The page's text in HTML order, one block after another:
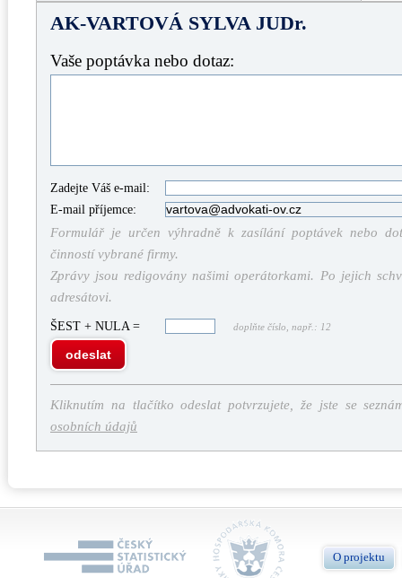
AK-VARTOVÁ SYLVA JUDr.
Vaše poptávka nebo dotaz:
Zadejte Váš e-mail:
E-mail příjemce:
Formulář je určen výhradně k zasílání poptávek nebo
činností vybrané firmy.
Zprávy jsou redigovány našimi operátorkami. Po jejich
adresátovi.
ŠEST + NULA = doplňte číslo, např.: 12
odeslat
Kliknutím na tlačítko odeslat potvrzujete, že jste se
osobních údajů
O projektu